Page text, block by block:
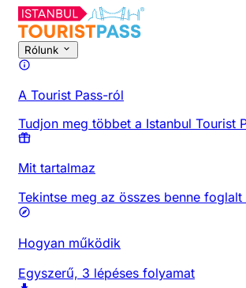
Rólunk
A Tourist Pass-ról
Tudjon meg többet a Istanbul Tourist
Mit tartalmaz
Tekintse meg az összes benne
Hogyan működik
Egyszerű, 3 lépéses folyamat